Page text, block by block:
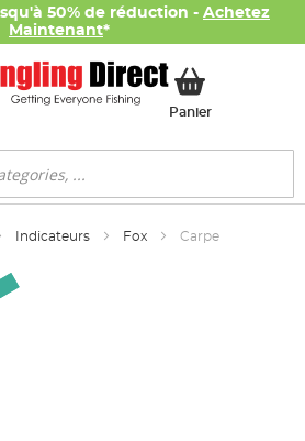
50% de réduction - Achetez
Maintenant*
PanierMon panier
Indicateurs Fox Carpe